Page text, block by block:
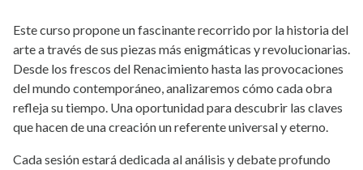
Este curso propone un fascinante recorrido por la historia del
arte a través de sus piezas más enigmáticas y revolucionarias.
Desde los frescos del Renacimiento hasta las provocaciones
del mundo contemporáneo, analizaremos cómo cada obra
refleja su tiempo. Una oportunidad para descubrir las claves
que hacen de una creación un referente universal y eterno.
Cada sesión estará dedicada al análisis y debate profundo